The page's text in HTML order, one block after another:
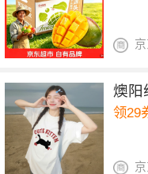
燠阳
领29